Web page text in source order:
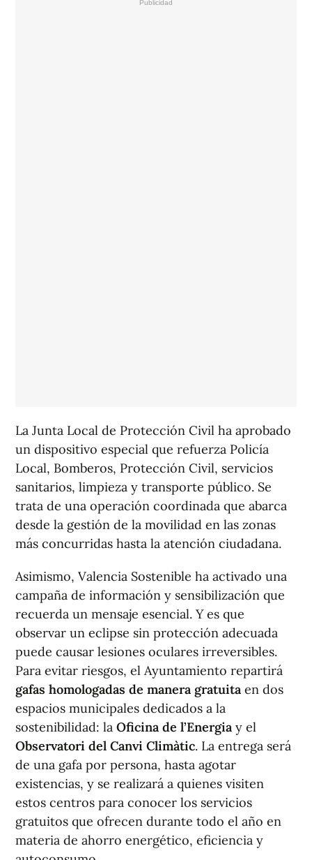
La Junta Local de Protección Civil ha aprobado
un dispositivo especial que refuerza Policía
Local, Bomberos, Protección Civil, servicios
sanitarios, limpieza y transporte público. Se
trata de una operación coordinada que abarca
desde la gestión de la movilidad en las zonas
más concurridas hasta la atención ciudadana.
Asimismo, Valencia Sostenible ha activado una
campaña de información y sensibilización que
recuerda un mensaje esencial. Y es que
observar un eclipse sin protección adecuada
puede causar lesiones oculares irreversibles.
Para evitar riesgos, el Ayuntamiento repartirá
gafas homologadas de manera gratuita en dos
espacios municipales dedicados a la
sostenibilidad: la Oficina de l’Energia y el
Observatori del Canvi Climàtic. La entrega será
de una gafa por persona, hasta agotar
existencias, y se realizará a quienes visiten
estos centros para conocer los servicios
gratuitos que ofrecen durante todo el año en
materia de ahorro energético, eficiencia y